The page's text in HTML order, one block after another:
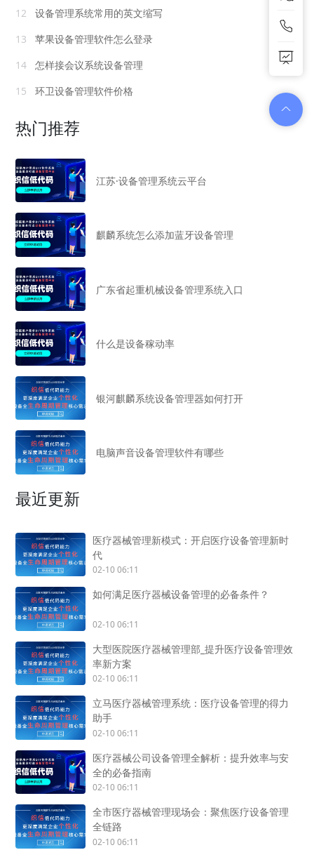
12
设备管理系统常用的英文缩写
13
苹果设备管理软件怎么登录
14
怎样接会议系统设备管理
15
环卫设备管理软件价格
热门推荐
江苏·设备管理系统云平台
麒麟系统怎么添加蓝牙设备管理
广东省起重机械设备管理系统入口
什么是设备稼动率
银河麒麟系统设备管理器如何打开
电脑声音设备管理软件有哪些
最近更新
医疗器械管理新模式：开启医疗设备管理新时
代
02-10 06:11
如何满足医疗器械设备管理的必备条件？
02-10 06:11
大型医院医疗器械管理部_提升医疗设备管理效
率新方案
02-10 06:11
立马医疗器械管理系统：医疗设备管理的得力
助手
02-10 06:11
医疗器械公司设备管理全解析：提升效率与安
全的必备指南
02-10 06:11
全市医疗器械管理现场会：聚焦医疗设备管理
全链路
02-10 06:11